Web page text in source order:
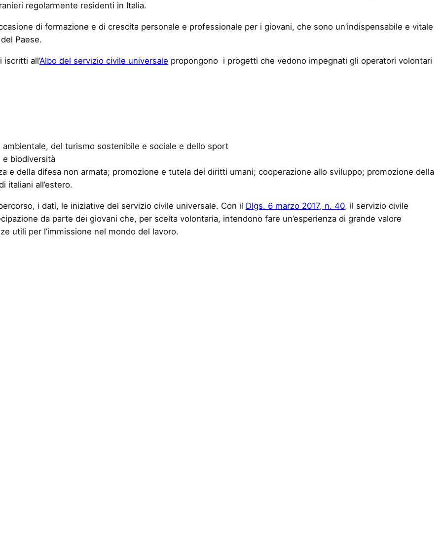
regolarmente residenti in Italia.
di formazione e di crescita personale e professionale per i giovani, che sono un’indispensabile e vitale
Paese.
all’Albo del servizio civile universale propongono i progetti che vedono impegnati gli operatori volontari
del turismo sostenibile e sociale e dello sport
e biodiversità
e della difesa non armata; promozione e tutela dei diritti umani; cooperazione allo sviluppo; promozione della
italiani all’estero.
i dati, le iniziative del servizio civile universale. Con il Dlgs. 6 marzo 2017, n. 40, il servizio civile
da parte dei giovani che, per scelta volontaria, intendono fare un’esperienza di grande valore
utili per l’immissione nel mondo del lavoro.